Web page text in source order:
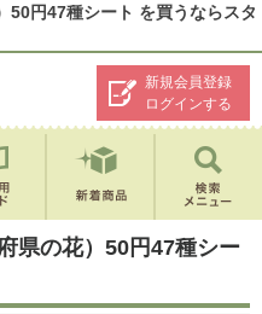
50円47種シート を買うならスタ
新規会員登録
ログインする
県の花）50円47種シー